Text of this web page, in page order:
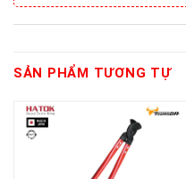
SẢN PHẨM TƯƠNG TỰ